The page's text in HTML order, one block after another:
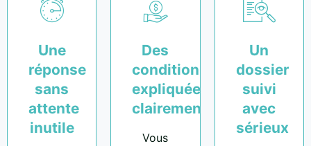
Une
réponse
sans
attente
inutile
Des
conditions
expliquées
clairement
Vous
Un
dossier
suivi
avec
sérieux